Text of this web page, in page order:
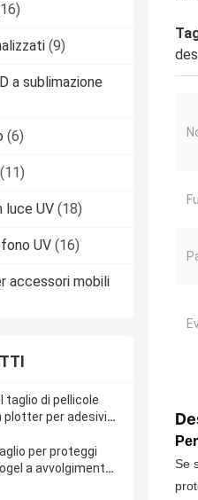
(9)
a sublimazione
(6)
(11)
luce UV (18)
UV (16)
accessori mobili
taglio di pellicole
plotter per adesivi
WiFi Bluetooth
per proteggi
a avvolgimento
Se